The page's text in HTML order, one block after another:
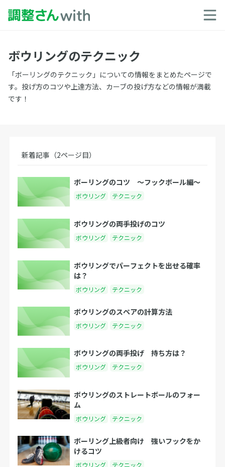
ボウリングのテクニック
「ボーリングのテクニック」についての情報をまとめたページで
す。投げ方のコツや上達方法、カーブの投げ方などの情報が満載
です！
新着記事（2ページ目）
ボーリングのコツ 〜フックボール編〜
ボウリング テクニック
ボウリングの両手投げのコツ
ボウリング テクニック
ボウリングでパーフェクトを出せる確率
は？
ボウリング テクニック
ボウリングのスペアの計算方法
ボウリング テクニック
ボウリングの両手投げ 持ち方は？
ボウリング テクニック
ボウリングのストレートボールのフォー
ム
ボウリング テクニック
ボーリング上級者向け 強いフックをか
けるコツ
ボウリング テクニック